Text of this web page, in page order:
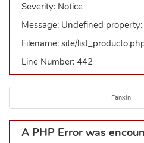
Severity: Notice
Message: Undefined property:
Filename: site/
Line Number: 442
Fanxin
A PHP Error was